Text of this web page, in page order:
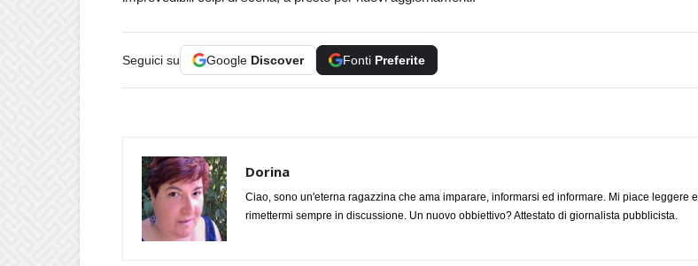
Seguici su Google Discover Fonti Preferite
Dorina
Ciao, sono un'eterna ragazzina che ama imparare, informarsi ed informare. Mi piace leggere e
rimettermi sempre in discussione. Un nuovo obbiettivo? Attestato di giornalista pubblicista.